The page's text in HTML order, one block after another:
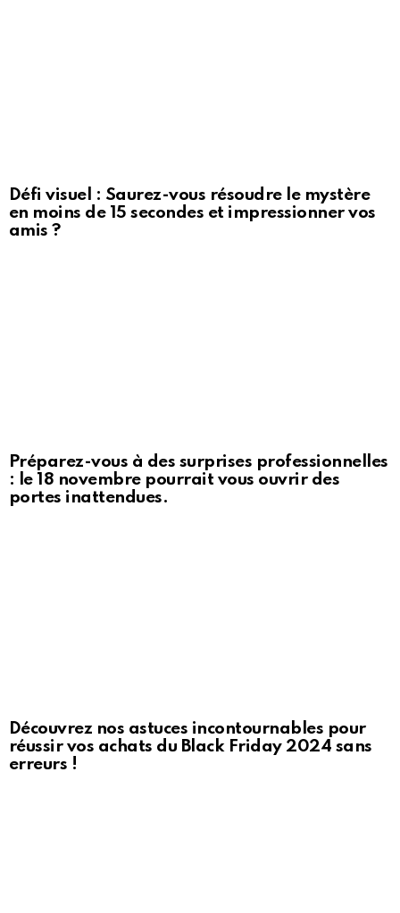
Défi visuel : Saurez-vous résoudre le mystère
en moins de 15 secondes et impressionner vos
amis ?
Préparez-vous à des surprises professionnelles
: le 18 novembre pourrait vous ouvrir des
portes inattendues.
Découvrez nos astuces incontournables pour
réussir vos achats du Black Friday 2024 sans
erreurs !